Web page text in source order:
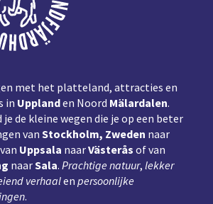
met het platteland, attracties en
in Upplanden Noord Mälardalen.
je de kleine wegen die je op een beter
van Stockholm, Zweden naar
van Uppsala naarVästerås of van
naarSala. Prachtige natuur, lekker
verhaalen persoonlijke
.